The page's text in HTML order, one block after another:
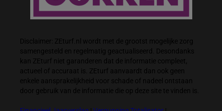
Disclaimer: ZEturf.nl wordt met de grootst mogelijke zorg
samengesteld en regelmatig geactualiseerd. Desondanks
kan ZEturf niet garanderen dat de informatie compleet,
actueel of accuraat is. ZEturf aanvaardt dan ook geen
enkele aansprakelijkheid voor schade of nadeel ontstaan
door gebruik van de informatie die op deze site te vinden is.